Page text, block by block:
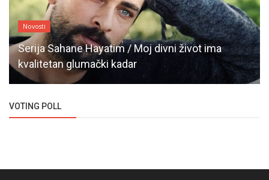
Novosti
Serija Sahane Hayatim / Moj divni život ima
kvalitetan glumački kadar
VOTING POLL